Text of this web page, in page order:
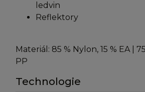
ledvin
Reflektory
Materiál: 85 % Nylon, 15 % EA |
PP
Technologie